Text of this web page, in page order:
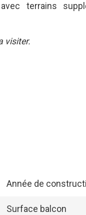
terrains
visiter.
Année de
Surface balcon